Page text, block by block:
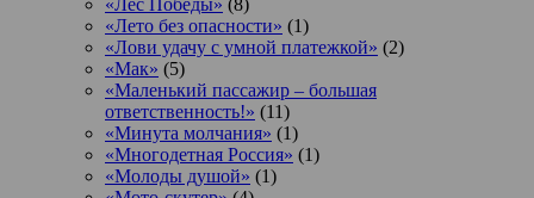
«Лето без опасности» (1)
«Лови удачу с умной платежкой» (2)
«Мак» (5)
«Маленький пассажир – большая
ответственность!» (11)
«Минута молчания» (1)
«Многодетная Россия» (1)
«Молоды душой» (1)